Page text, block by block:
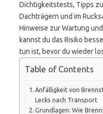
Dichtigkeitstests, Tipps
Dachträgern und im
Hinweise zur Wartung
kannst du das Risiko
tun ist, bevor du wieder
Table of Contents
Anfälligkeit von
Lecks nach Transport
Grundlagen: Wie